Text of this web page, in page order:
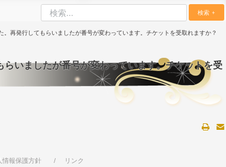
検索
再発行してもらいましたが番号が変わっています。チケットを受取れますか？
いましたが番号が変わっています。チケットを受
情報保護方針 リンク